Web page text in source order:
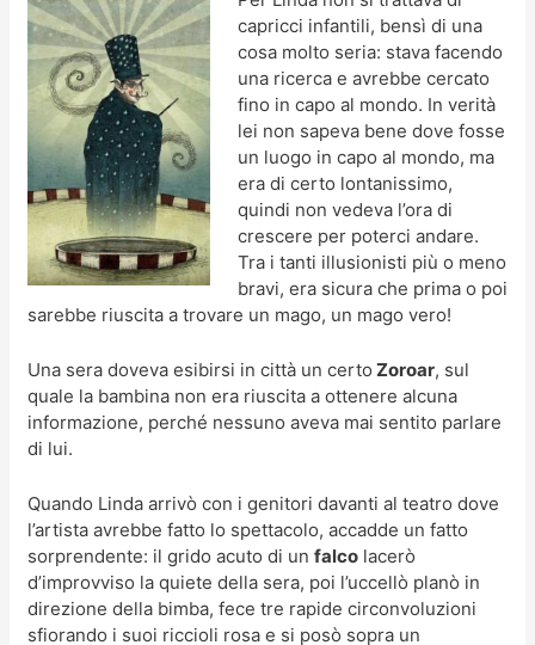
capricci infantili, bensì di una
cosa molto seria: stava facendo
una ricerca e avrebbe cercato
fino in capo al mondo. In verità
lei non sapeva bene dove fosse
un luogo in capo al mondo, ma
era di certo lontanissimo,
quindi non vedeva l’ora di
crescere per poterci andare.
Tra i tanti illusionisti più o meno
bravi, era sicura che prima o poi
sarebbe riuscita a trovare un mago, un mago vero!
Una sera doveva esibirsi in città un certo Zoroar, sul
quale la bambina non era riuscita a ottenere alcuna
informazione, perché nessuno aveva mai sentito parlare
di lui.
Quando Linda arrivò con i genitori davanti al teatro dove
l’artista avrebbe fatto lo spettacolo, accadde un fatto
sorprendente: il grido acuto di unfalco lacerò
d’improvviso la quiete della sera, poi l’uccellò planò in
direzione della bimba, fece tre rapide circonvoluzioni
sfiorando i suoi riccioli rosa e si posò sopra un